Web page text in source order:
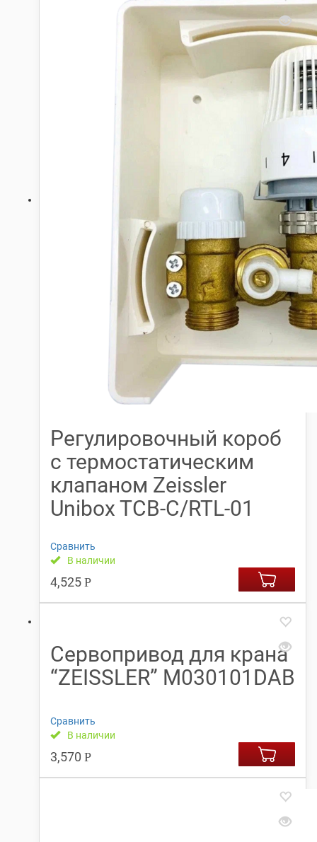
Регулировочный короб
с термостатическим
клапаном Zeissler
Unibox TCB-C/RTL-01
Сравнить
В наличии
4,525 Р
Сервопривод для крана
“ZEISSLER” М030101DAB
Сравнить
В наличии
3,570 Р